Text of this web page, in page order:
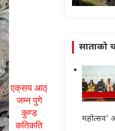
एक्‌सय आठ्
जम्न पुगे
कुण्ड
कतिकति
साताको
महोत्सव’